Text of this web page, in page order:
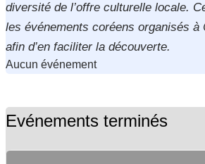
diversité de l’offre culturelle locale.
les événements coréens organisés à
afin d’en faciliter la découverte.
Aucun événement
Evénements terminés